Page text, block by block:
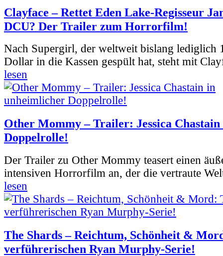
Clayface – Rettet Eden Lake-Regisseur
DCU? Der Trailer zum Horrorfilm!
Nach Supergirl, der weltweit bislang lediglich
Dollar in die Kassen gespült hat, steht mit
lesen
Other Mommy – Trailer: Jessica
Doppelrolle!
Der Trailer zu Other Mommy teasert einen
intensiven Horrorfilm an, der die vertraute
lesen
The Shards – Reichtum, Schönheit &
verführerischen Ryan Murphy-Serie!